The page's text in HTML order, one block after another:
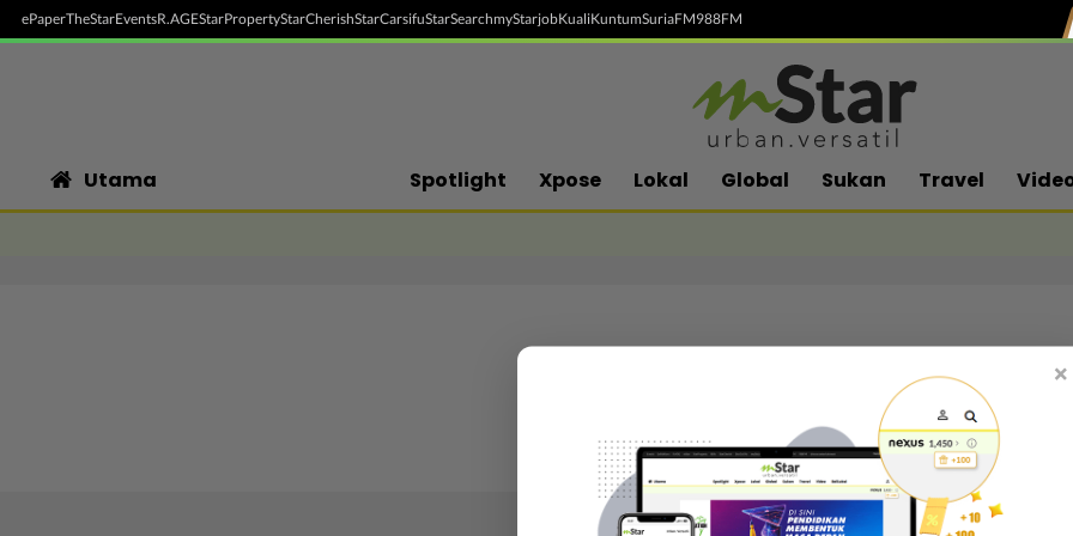
ePaperTheStarEventsR.AGEStarPropertyStarCherishStarCarsifuStarSearchmyStarjobKualiKuntumSuriaFM988FM
Utama Spotlight Xpose Lokal Global Sukan Travel
Follow media sosial kami
×